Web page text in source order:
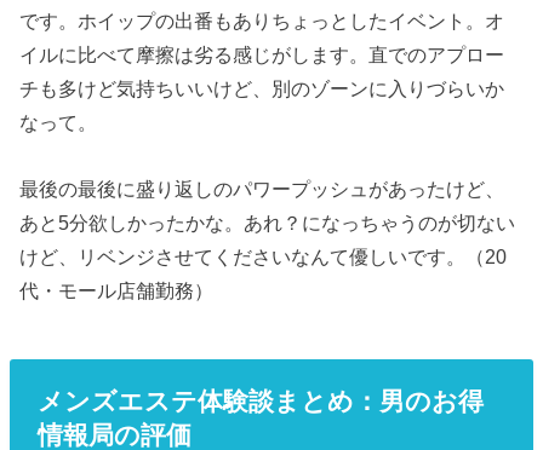
です。ホイップの出番もありちょっとしたイベント。オ
イルに比べて摩擦は劣る感じがします。直でのアプロー
チも多けど気持ちいいけど、別のゾーンに入りづらいか
なって。
最後の最後に盛り返しのパワープッシュがあったけど、
あと5分欲しかったかな。あれ？になっちゃうのが切ない
けど、リベンジさせてくださいなんて優しいです。（20
代・モール店舗勤務）
メンズエステ体験談まとめ：男のお得
情報局の評価